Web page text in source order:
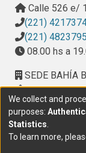
Calle 526 e/
(221)
(221) 4823795
08.00 hs a
SEDE BAHÍA
Calle Ciudad
Provincial del
(291) 459
10.00 h a
We collect and
purposes:
Statistics
To learn more,